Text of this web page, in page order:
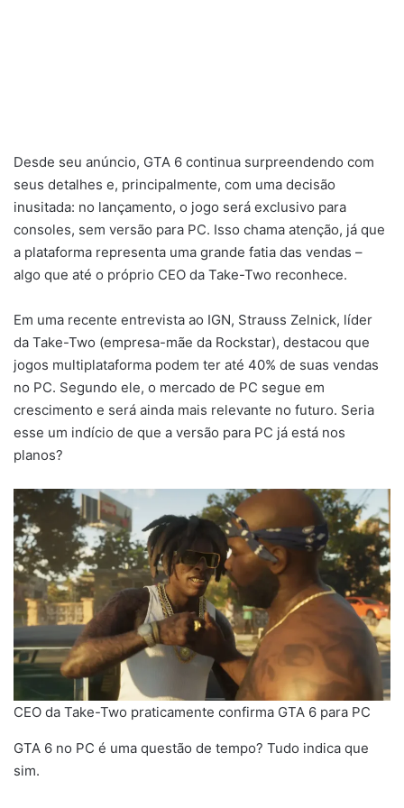
Desde seu anúncio, GTA 6 continua surpreendendo com
seus detalhes e, principalmente, com uma decisão
inusitada: no lançamento, o jogo será exclusivo para
consoles, sem versão para PC. Isso chama atenção, já que
a plataforma representa uma grande fatia das vendas –
algo que até o próprio CEO da Take-Two reconhece.
Em uma recente entrevista ao IGN, Strauss Zelnick, líder
da Take-Two (empresa-mãe da Rockstar), destacou que
jogos multiplataforma podem ter até 40% de suas vendas
no PC. Segundo ele, o mercado de PC segue em
crescimento e será ainda mais relevante no futuro. Seria
esse um indício de que a versão para PC já está nos
planos?
CEO da Take-Two praticamente confirma GTA 6 para PC
GTA 6 no PC é uma questão de tempo? Tudo indica que
sim.